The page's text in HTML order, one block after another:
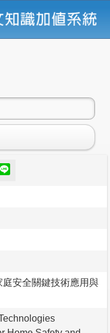
安全關鍵技術應用與